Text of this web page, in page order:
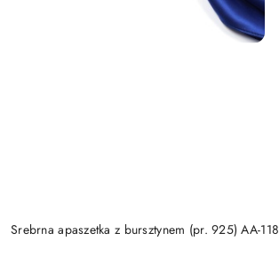
Srebrna apaszetka z bursztynem (pr. 925) AA-118